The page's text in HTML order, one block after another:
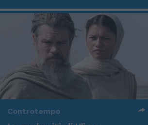
Controtempo